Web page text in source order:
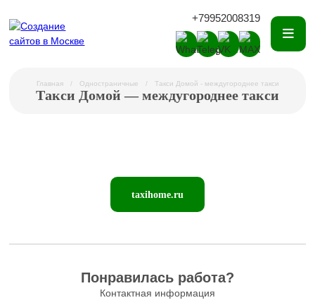
+79952008319
Главная Одностраничные Такси Домой - междугороднее такси
Такси Домой — междугороднее такси
taxihome.ru
Понравилась работа?
Контактная информация